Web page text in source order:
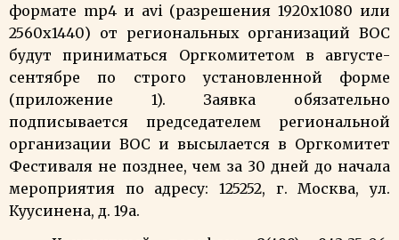
формате mp4 и avi (разрешения 1920х1080 или
2560х1440) от региональных организаций ВОС
будут приниматься Оргкомитетом в августе-
сентябре по строго установленной форме
(приложение 1). Заявка обязательно
подписывается председателем региональной
организации ВОС и высылается в Оргкомитет
Фестиваля не позднее, чем за 30 дней до начала
мероприятия по адресу: 125252, г. Москва, ул.
Куусинена, д. 19а.